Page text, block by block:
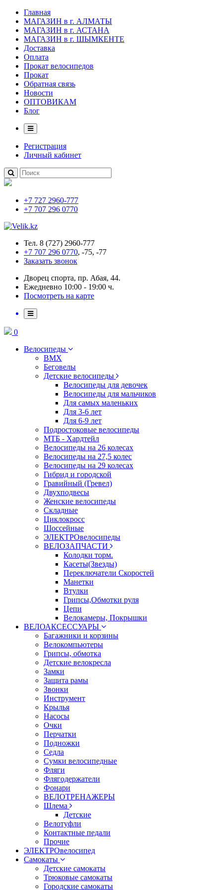
Главная
МАГАЗИН в г. АЛМАТЫ
МАГАЗИН в г. АСТАНА
МАГАЗИН в г. ШЫМКЕНТЕ
Доставка
Оплата
Прокат велосипедов
Прокат
Обратная связь
Новости
ОПТОВИКАМ
Блог
Регистрация
Личный кабинет
+7 727 2960-777
+7 707 296 0770
Тел. 8 (727) 2960-777
+7 707 296 0770, -75, -77
Заказать звонок
Дворец спорта, пр. Абая, 44.
Ежедневно 10:00 - 19:00 ч.
Посмотреть на карте
0
Велосипеды
BMX
Беговелы
Детские велосипеды
Велосипеды для девочек
Велосипеды для мальчиков
Для самых маленьких
Для 3-6 лет
Для 6-9 лет
Подростоковые велосипеды
МТБ - Хардтейл
Велосипеды на 26 колесах
Велосипеды на 27,5 колес
Велосипеды на 29 колесах
Гибрид и городской
Гравийный (Гревел)
Двухподвесы
Женские велосипеды
Складные
Циклокросс
Шоссейные
ЭЛЕКТРОвелосипеды
ВЕЛОЗАПЧАСТИ
Колодки торм.
Касеты(Звезды)
Переключатели Скоростей
Манетки
Втулки
Грипсы,Обмотки руля
Цепи
Велокамеры, Покрышки
ВЕЛОАКСЕССУАРЫ
Багажники и корзины
Велокомпьютеры
Грипсы, обмотка
Детские велокресла
Замки
Защита рамы
Звонки
Инструмент
Крылья
Насосы
Очки
Перчатки
Подножки
Седла
Сумки велосипедные
Фляги
Флягодержатели
Фонари
ВЕЛОТРЕНАЖЕРЫ
Шлема
Детские
Велотуфли
Контактные педали
Прочие
ЭЛЕКТРОвелосипед
Самокаты
Детские самокаты
Трюковые самокаты
Городские самокаты